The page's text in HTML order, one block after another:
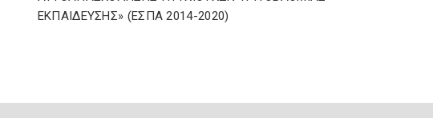
ΕΚΠΑΙΔΕΥΣΗΣ» (ΕΣΠΑ 2014-2020)